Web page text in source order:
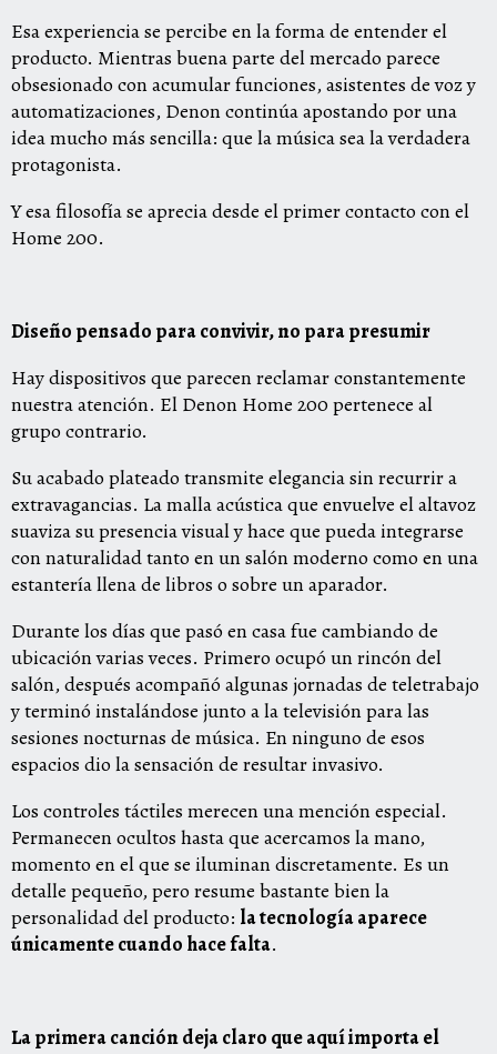
Esa experiencia se percibe en la forma de entender el
producto. Mientras buena parte del mercado parece
obsesionado con acumular funciones, asistentes de voz y
automatizaciones, Denon continúa apostando por una
idea mucho más sencilla: que la música sea la verdadera
protagonista.
Y esa filosofía se aprecia desde el primer contacto con el
Home 200.
Diseño pensado para convivir, no para presumir
Hay dispositivos que parecen reclamar constantemente
nuestra atención. El Denon Home 200 pertenece al
grupo contrario.
Su acabado plateado transmite elegancia sin recurrir a
extravagancias. La malla acústica que envuelve el altavoz
suaviza su presencia visual y hace que pueda integrarse
con naturalidad tanto en un salón moderno como en una
estantería llena de libros o sobre un aparador.
Durante los días que pasó en casa fue cambiando de
ubicación varias veces. Primero ocupó un rincón del
salón, después acompañó algunas jornadas de teletrabajo
y terminó instalándose junto a la televisión para las
sesiones nocturnas de música. En ninguno de esos
espacios dio la sensación de resultar invasivo.
Los controles táctiles merecen una mención especial.
Permanecen ocultos hasta que acercamos la mano,
momento en el que se iluminan discretamente. Es un
detalle pequeño, pero resume bastante bien la
personalidad del producto: la tecnología aparece
únicamente cuando hace falta.
La primera canción deja claro que aquí importa el